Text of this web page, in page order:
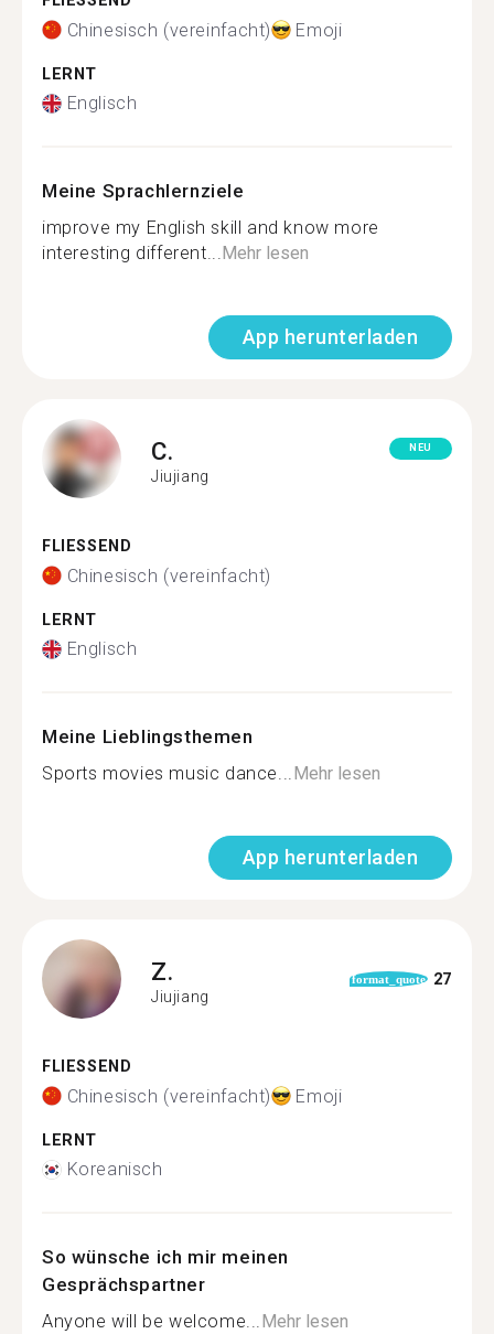
Chinesisch (vereinfacht) Emoji
LERNT
Englisch
Meine Sprachlernziele
improve my English skill and know more
interesting different...Mehr lesen
App herunterladen
C.
Jiujiang
NEU
FLIESSEND
Chinesisch (vereinfacht)
LERNT
Englisch
Meine Lieblingsthemen
Sports movies music dance...Mehr lesen
App herunterladen
Z.
Jiujiang
format_quote 27
FLIESSEND
Chinesisch (vereinfacht) Emoji
LERNT
Koreanisch
So wünsche ich mir meinen
Gesprächspartner
Anyone will be welcome...Mehr lesen